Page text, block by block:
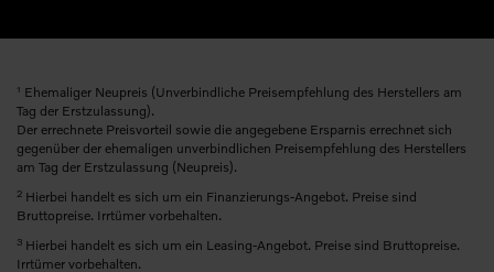
1 Ehemaliger Neupreis (Unverbindliche Preisempfehlung des Herstellers am
Tag der Erstzulassung).
Der errechnete Preisvorteil sowie die angegebene Ersparnis errechnet sich
gegenüber der ehemaligen unverbindlichen Preisempfehlung des Herstellers
am Tag der Erstzulassung (Neupreis).
2 Hierbei handelt es sich um ein Finanzierungs-Angebot. Preise sind
Bruttopreise. Irrtümer vorbehalten.
3 Hierbei handelt es sich um ein Leasing-Angebot. Preise sind Bruttopreise.
Irrtümer vorbehalten.